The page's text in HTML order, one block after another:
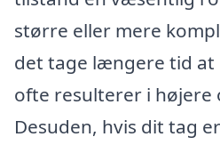
større eller mere
det tage længere tid at
ofte resulterer i højere
Desuden, hvis dit tag